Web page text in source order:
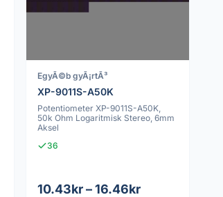
EgyÃ©b gyÃ¡rtÃ³
XP-9011S-A50K
Potentiometer XP-9011S-A50K,
50k Ohm Logaritmisk Stereo, 6mm
Aksel
36
10.43kr – 16.46kr